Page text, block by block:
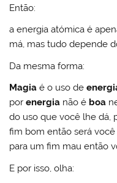
Então:
a energia atómica é
má, mas tudo depende
Da mesma forma:
Magiaé o uso de
porenergia não é boa
do uso que você lhe dá,
fim bom então será
para um fim mau então
E por isso, olha: